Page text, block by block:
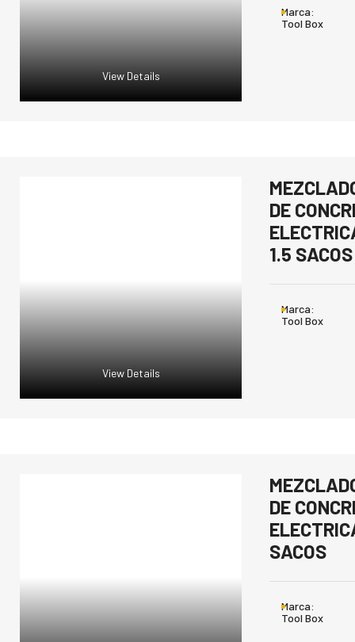
View Details
Marca:
Tool Box
View Details
DE
1.5 SACOS
Marca:
Tool Box
DE
SACOS
Marca:
Tool Box